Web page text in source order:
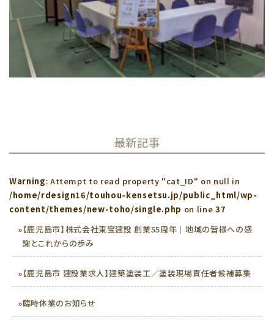
最新記事
Warning: Attempt to read property "cat_ID" on null in
/home/rdesign16/touhou-kensetsu.jp/public_html/wp-
content/themes/new-toho/single.php on line 37
»【鹿児島市】株式会社東宝建設 創業55周年｜地域の皆様への感
謝とこれからの歩み
»【鹿児島市 建設業求人】建築塗装工／塗装現場責任者候補募集
»臨時休業のお知らせ